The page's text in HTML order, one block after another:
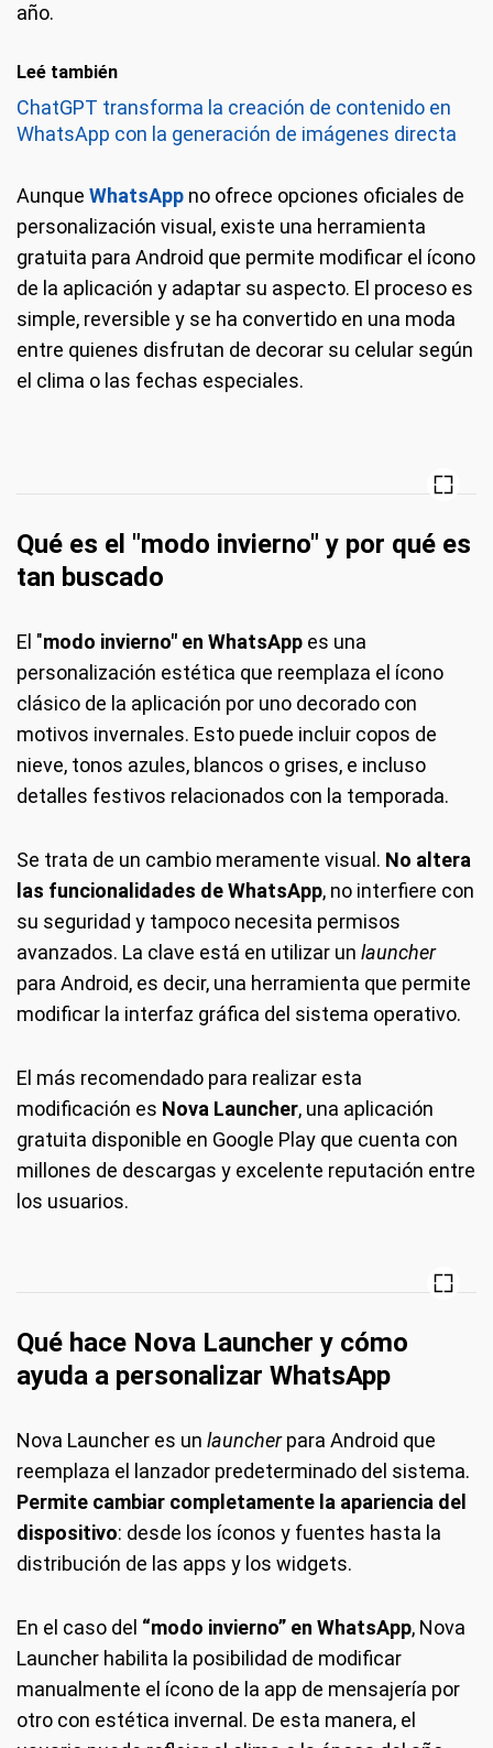
año.
Leé también
ChatGPT transforma la creación de contenido en
WhatsApp con la generación de imágenes directa
Aunque WhatsApp no ofrece opciones oficiales de
personalización visual, existe una herramienta
gratuita para Android que permite modificar el ícono
de la aplicación y adaptar su aspecto. El proceso es
simple, reversible y se ha convertido en una moda
entre quienes disfrutan de decorar su celular según
el clima o las fechas especiales.
Qué es el "modo invierno" y por qué es
tan buscado
El "modo invierno" en WhatsApp es una
personalización estética que reemplaza el ícono
clásico de la aplicación por uno decorado con
motivos invernales. Esto puede incluir copos de
nieve, tonos azules, blancos o grises, e incluso
detalles festivos relacionados con la temporada.
Se trata de un cambio meramente visual. No altera
las funcionalidades de WhatsApp, no interfiere con
su seguridad y tampoco necesita permisos
avanzados. La clave está en utilizar un launcher
para Android, es decir, una herramienta que permite
modificar la interfaz gráfica del sistema operativo.
El más recomendado para realizar esta
modificación es Nova Launcher, una aplicación
gratuita disponible en Google Play que cuenta con
millones de descargas y excelente reputación entre
los usuarios.
Qué hace Nova Launcher y cómo
ayuda a personalizar WhatsApp
Nova Launcher es un launcherpara Android que
reemplaza el lanzador predeterminado del sistema.
Permite cambiar completamente la apariencia del
dispositivo: desde los íconos y fuentes hasta la
distribución de las apps y los widgets.
En el caso del “modo invierno” en WhatsApp, Nova
Launcher habilita la posibilidad de modificar
manualmente el ícono de la app de mensajería por
otro con estética invernal. De esta manera, el